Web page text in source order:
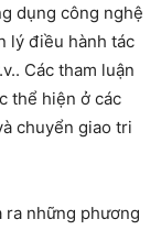
dụng công nghệ
lý điều hành tác
Các tham luận
thể hiện ở các
chuyển giao tri
ra những phương